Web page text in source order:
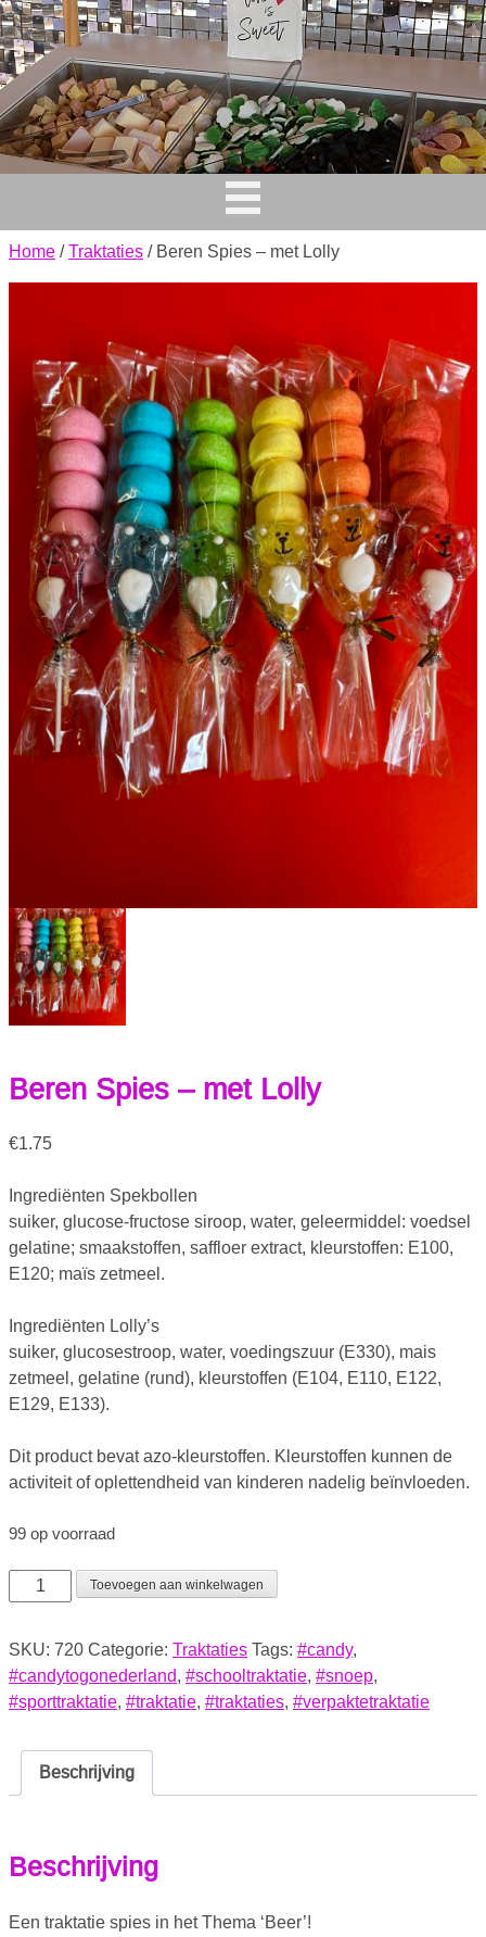
Home /Traktaties / Beren Spies – met Lolly
Beren Spies – met Lolly
€1.75
Ingrediënten Spekbollen
suiker, glucose-fructose siroop, water, geleermiddel: voedsel
gelatine; smaakstoffen, saffloer extract, kleurstoffen: E100,
E120; maïs zetmeel.
Ingrediënten Lolly’s
suiker, glucosestroop, water, voedingszuur (E330), mais
zetmeel, gelatine (rund), kleurstoffen (E104, E110, E122,
E129, E133).
Dit product bevat azo-kleurstoffen. Kleurstoffen kunnen de
activiteit of oplettendheid van kinderen nadelig beïnvloeden.
99 op voorraad
Toevoegen aan winkelwagen
SKU: 720 Categorie: Traktaties Tags: #candy,
#candytogonederland, #schooltraktatie, #snoep,
#sporttraktatie, #traktatie, #traktaties, #verpaktetraktatie
Beschrijving
Beschrijving
Een traktatie spies in het Thema ‘Beer’!